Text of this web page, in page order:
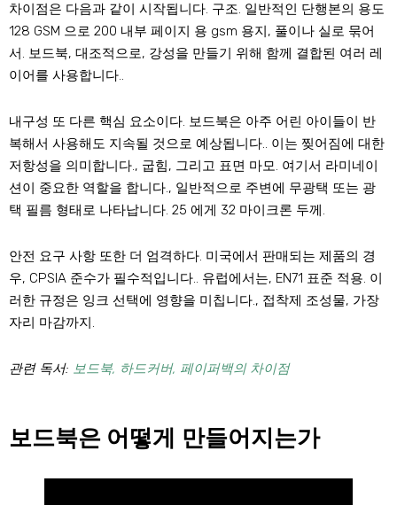
차이점은 다음과 같이 시작됩니다. 구조. 일반적인 단행본의 용도
128 GSM 으로 200 내부 페이지 용 gsm 용지, 풀이나 실로 묶어
서. 보드북, 대조적으로, 강성을 만들기 위해 함께 결합된 여러 레
이어를 사용합니다..
내구성 또 다른 핵심 요소이다. 보드북은 아주 어린 아이들이 반
복해서 사용해도 지속될 것으로 예상됩니다.. 이는 찢어짐에 대한
저항성을 의미합니다., 굽힘, 그리고 표면 마모. 여기서 라미네이
션이 중요한 역할을 합니다., 일반적으로 주변에 무광택 또는 광
택 필름 형태로 나타납니다. 25 에게 32 마이크론 두께.
안전 요구 사항 또한 더 엄격하다. 미국에서 판매되는 제품의 경
우, CPSIA 준수가 필수적입니다.. 유럽에서는, EN71 표준 적용. 이
러한 규정은 잉크 선택에 영향을 미칩니다., 접착제 조성물, 가장
자리 마감까지.
관련 독서: 보드북, 하드커버, 페이퍼백의 차이점
보드북은 어떻게 만들어지는가